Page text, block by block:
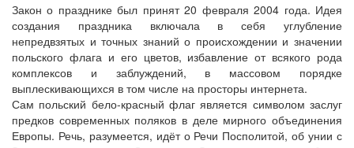
Закон о празднике был принят 20 февраля 2004 года. Идея
создания праздника включала в себя углубление
непредвзятых и точных знаний о происхождении и значении
польского флага и его цветов, избавление от всякого рода
комплексов и заблуждений, в массовом порядке
выплескивающихся в том числе на просторы интернета.
Сам польский бело-красный флаг является символом заслуг
предков современных поляков в деле мирного объединения
Европы. Речь, разумеется, идёт о Речи Посполитой, об унии с